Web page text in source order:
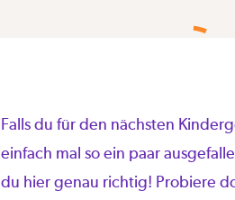
Falls du für den nächsten
einfach mal so ein paar
du hier genau richtig! Probiere